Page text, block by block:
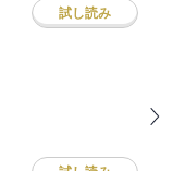
試し読み